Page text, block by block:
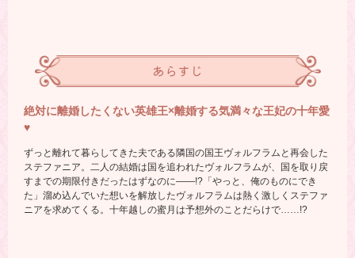
あらすじ
絶対に離婚したくない英雄王×離婚する気満々な王妃の十年愛
♥
ずっと離れて暮らしてきた夫である隣国の国王ヴォルフラムと再会した
ステファニア。二人の結婚は国を追われたヴォルフラムが、国を取り戻
すまでの期限付きだったはずなのに――!?「やっと、俺のものにでき
た」溜め込んでいた想いを解放したヴォルフラムは熱く激しくステファ
ニアを求めてくる。十年越しの蜜月は予想外のことだらけで……!?